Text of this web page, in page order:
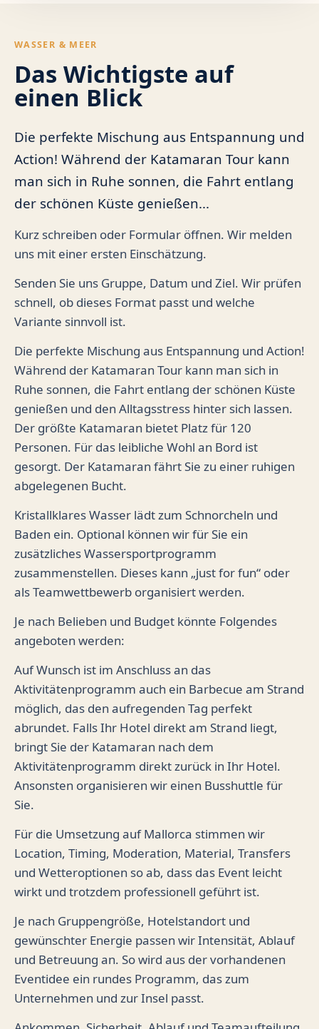
WASSER & MEER
Das Wichtigste auf
einen Blick
Die perfekte Mischung aus Entspannung und
Action! Während der Katamaran Tour kann
man sich in Ruhe sonnen, die Fahrt entlang
der schönen Küste genießen...
Kurz schreiben oder Formular öffnen. Wir melden
uns mit einer ersten Einschätzung.
Senden Sie uns Gruppe, Datum und Ziel. Wir prüfen
schnell, ob dieses Format passt und welche
Variante sinnvoll ist.
Die perfekte Mischung aus Entspannung und Action!
Während der Katamaran Tour kann man sich in
Ruhe sonnen, die Fahrt entlang der schönen Küste
genießen und den Alltagsstress hinter sich lassen.
Der größte Katamaran bietet Platz für 120
Personen. Für das leibliche Wohl an Bord ist
gesorgt. Der Katamaran fährt Sie zu einer ruhigen
abgelegenen Bucht.
Kristallklares Wasser lädt zum Schnorcheln und
Baden ein. Optional können wir für Sie ein
zusätzliches Wassersportprogramm
zusammenstellen. Dieses kann „just for fun“ oder
als Teamwettbewerb organisiert werden.
Je nach Belieben und Budget könnte Folgendes
angeboten werden:
Auf Wunsch ist im Anschluss an das
Aktivitätenprogramm auch ein Barbecue am Strand
möglich, das den aufregenden Tag perfekt
abrundet. Falls Ihr Hotel direkt am Strand liegt,
bringt Sie der Katamaran nach dem
Aktivitätenprogramm direkt zurück in Ihr Hotel.
Ansonsten organisieren wir einen Busshuttle für
Sie.
Für die Umsetzung auf Mallorca stimmen wir
Location, Timing, Moderation, Material, Transfers
und Wetteroptionen so ab, dass das Event leicht
wirkt und trotzdem professionell geführt ist.
Je nach Gruppengröße, Hotelstandort und
gewünschter Energie passen wir Intensität, Ablauf
und Betreuung an. So wird aus der vorhandenen
Eventidee ein rundes Programm, das zum
Unternehmen und zur Insel passt.